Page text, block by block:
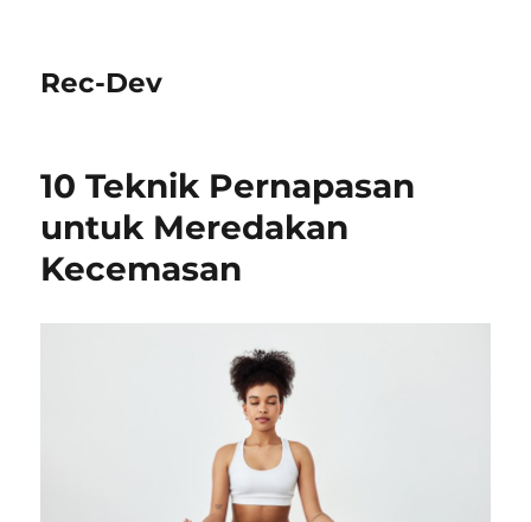
Rec-Dev
10 Teknik Pernapasan
untuk Meredakan
Kecemasan